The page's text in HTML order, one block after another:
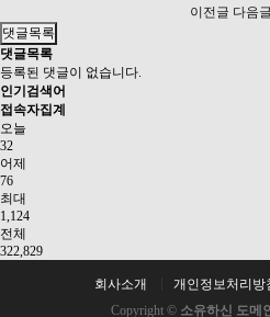
이전글 다음글
댓글목록
댓글목록
등록된 댓글이 없습니다.
인기검색어
접속자집계
오늘
32
어제
76
최대
1,124
전체
322,829
회사소개 개인정보처리방
Copyright © 소유하신 도메